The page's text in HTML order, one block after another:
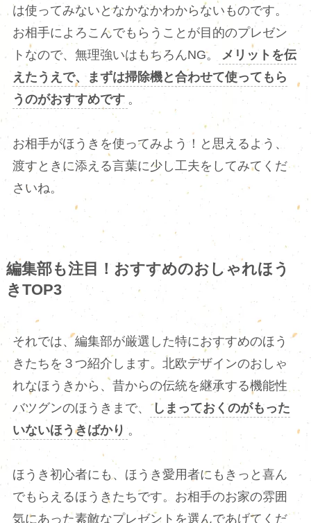
は使ってみないとなかなかわからないものです。
お相手によろこんでもらうことが目的のプレゼン
トなので、無理強いはもちろんNG。
メリットを伝
えたうえで、まずは掃除機と合わせて使ってもら
うのがおすすめです 。
お相手がほうきを使ってみよう！と思えるよう、
渡すときに添える言葉に少し工夫をしてみてくだ
さいね。
編集部も注目！おすすめのおしゃれほう
きTOP3
それでは、編集部が厳選した特におすすめのほう
きたちを３つ紹介します。北欧デザインのおしゃ
れなほうきから、昔からの伝統を継承する機能性
バツグンのほうきまで、
しまっておくのがもった
いないほうきばかり 。
ほうき初心者にも、ほうき愛用者にもきっと喜ん
でもらえるほうきたちです。お相手のお家の雰囲
気にあった素敵なプレゼントを選んであげてくだ